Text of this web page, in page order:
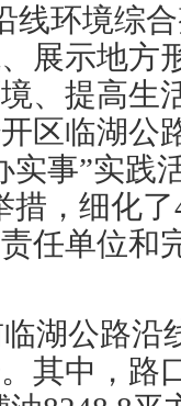
线环境综
展示地方
、提高生
区临湖公
实事”实践
措，细化
任单位和
湖公路沿
其中，路